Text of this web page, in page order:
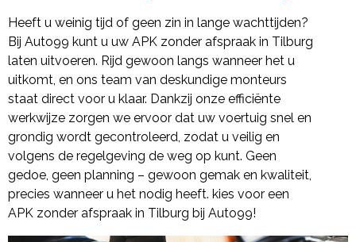
Heeft u weinig tijd of geen zin in lange wachttijden?
Bij Auto99 kunt u uw APK zonder afspraak in Tilburg
laten uitvoeren. Rijd gewoon langs wanneer het u
uitkomt, en ons team van deskundige monteurs
staat direct voor u klaar. Dankzij onze efficiënte
werkwijze zorgen we ervoor dat uw voertuig snel en
grondig wordt gecontroleerd, zodat u veilig en
volgens de regelgeving de weg op kunt. Geen
gedoe, geen planning – gewoon gemak en kwaliteit,
precies wanneer u het nodig heeft. kies voor een
APK zonder afspraak in Tilburg bij Auto99!